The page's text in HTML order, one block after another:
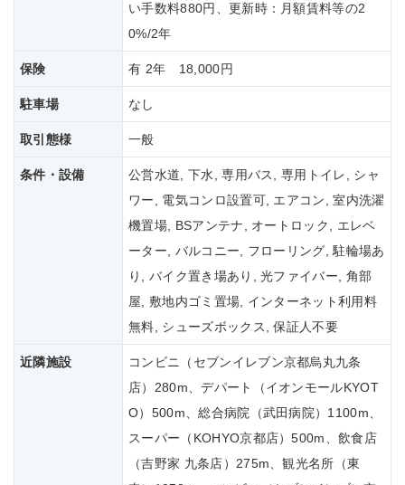
い手数料880円、更新時：月額賃料等の2
0%/2年
保険 有 2年 18,000円
駐車場 なし
取引態様 一般
条件・設備
公営水道, 下水, 専用バス, 専用トイレ, シャ
ワー, 電気コンロ設置可, エアコン, 室内洗濯
機置場, BSアンテナ, オートロック, エレベ
ーター, バルコニー, フローリング, 駐輪場あ
り, バイク置き場あり, 光ファイバー, 角部
屋, 敷地内ゴミ置場, インターネット利用料
無料, シューズボックス, 保証人不要
近隣施設
コンビニ（セブンイレブン京都烏丸九条
店）280m、デパート（イオンモールKYOT
O）500m、総合病院（武田病院）1100m、
スーパー（KOHYO京都店）500m、飲食店
（吉野家 九条店）275m、観光名所（東